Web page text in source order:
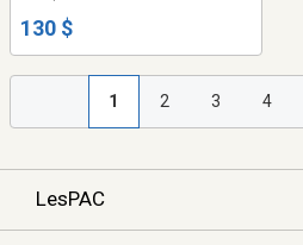
130 $
1 2 3 4
LesPAC